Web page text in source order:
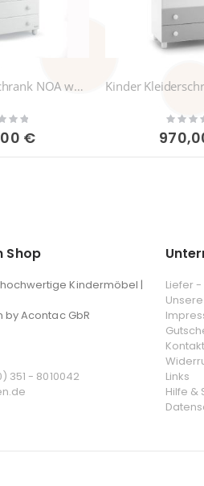
Kinder Kleiderschrank NOA weiß
€
Kinder
Rating:
0%
Shop
Kindermöbel |
by Acontac GbR
351 - 8010042
Liefer
Unsere
Kontakt
Links
Hilfe &